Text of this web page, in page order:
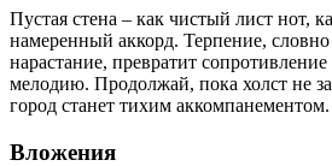
Пустая стена – как чистый лист нот,
намеренный аккорд. Терпение,
нарастание, превратит
мелодию. Продолжай, пока холст не
город станет тихим аккомпанементом.
Вложения